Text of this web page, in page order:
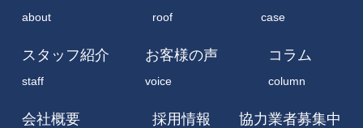
about roof case
スタッフ紹介
staff
お客様の声
voice
コラム
column
会社概要 採用情報 協力業者募集中